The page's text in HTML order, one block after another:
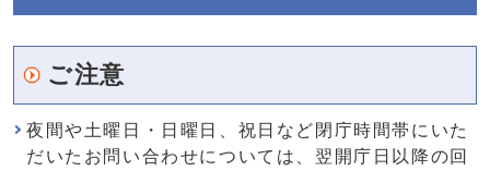
ご注意
夜間や土曜日・日曜日、祝日など閉庁時間帯にいた
だいたお問い合わせについては、翌開庁日以降の回